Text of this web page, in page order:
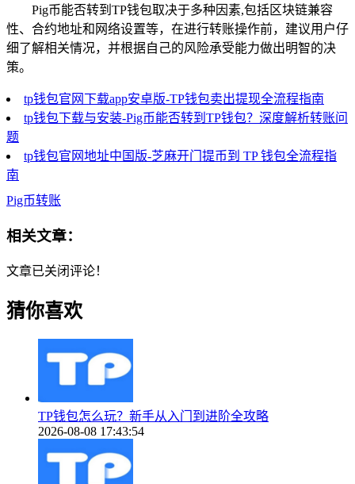
Pig币能否转到TP钱包取决于多种因素,包括区块链兼容
性、合约地址和网络设置等，在进行转账操作前，建议用户仔
细了解相关情况，并根据自己的风险承受能力做出明智的决
策。
tp钱包官网下载app安卓版-TP钱包卖出提现全流程指南
tp钱包下载与安装-Pig币能否转到TP钱包？深度解析转账问
题
tp钱包官网地址中国版-芝麻开门提币到 TP 钱包全流程指
南
Pig币转账
相关文章：
文章已关闭评论！
猜你喜欢
TP钱包怎么玩？新手从入门到进阶全攻略
2026-08-08 17:43:54